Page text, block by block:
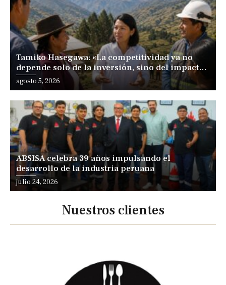
Tamiko Hasegawa: «La competitividad ya no
depende solo de la inversión, sino del impacto
positivo en los territorios y las personas»
agosto 5, 2026
ABSISA celebra 39 años impulsando el
desarrollo de la industria peruana
julio 24, 2026
Nuestros clientes